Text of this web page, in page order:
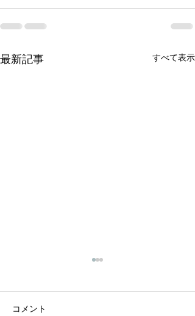
最新記事 すべて表示
3月29日日曜日に京都市内に
て、桜まつりご案内の折り込
コメント